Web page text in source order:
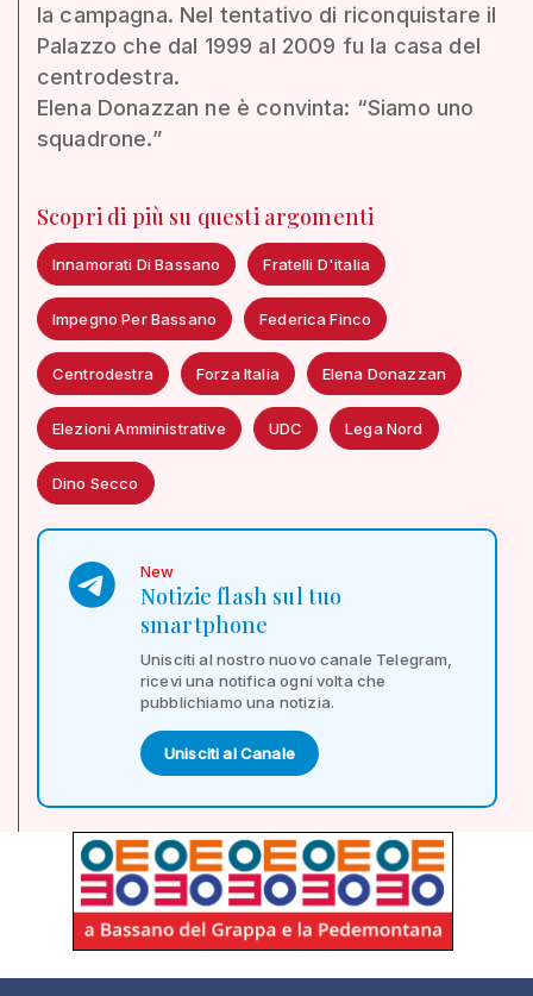
la campagna. Nel tentativo di riconquistare il
Palazzo che dal 1999 al 2009 fu la casa del
centrodestra.
Elena Donazzan ne è convinta: “Siamo uno
squadrone.”
Scopri di più su questi argomenti
Innamorati Di Bassano Fratelli D'italia
Impegno Per Bassano Federica Finco
Centrodestra Forza Italia Elena Donazzan
Elezioni Amministrative UDC Lega Nord
Dino Secco
New
Notizie flash sul tuo
smartphone
Unisciti al nostro nuovo canale Telegram,
ricevi una notifica ogni volta che
pubblichiamo una notizia.
Unisciti al Canale